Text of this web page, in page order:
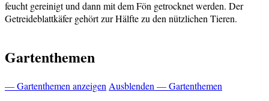
feucht gereinigt und dann mit dem Fön getrocknet werden. Der
Getreideblattkäfer gehört zur Hälfte zu den nützlichen Tieren.
Gartenthemen
— Gartenthemen anzeigenAusblenden — Gartenthemen